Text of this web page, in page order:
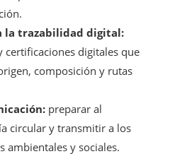
la trazabilidad digital:
certificaciones digitales que
composición y rutas
preparar al
circular y transmitir a los
ambientales y sociales.